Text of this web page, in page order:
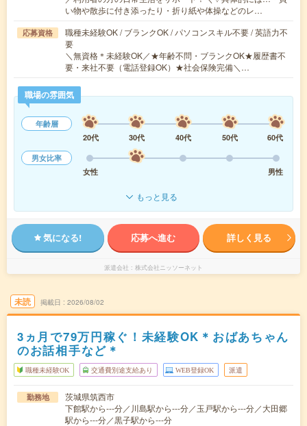
い物や散歩に付き添ったり・折り紙や体操などのレ…
応募資格
職種未経験OK / ブランクOK / パソコンスキル不要 / 英語力不
要
＼無資格＊未経験OK／★年齢不問・ブランクOK★履歴書不
要・来社不要（電話登録OK）★社会保険完備＼…
職場の雰囲気
年齢層
20代
30代 40代 50代
60代
男女比率
女性
男性
もっと見る
気になる! 応募へ進む 詳しく見る
派遣会社 株式会社ニッソーネット
未読 掲載日 2026/08/02
3ヵ月で79万円稼ぐ！未経験OK＊おばあちゃん
のお話相手など＊
職種未経験OK 交通費別途支給あり WEB登録OK 派遣
勤務地
茨城県筑西市
下館駅から---分／川島駅から---分／玉戸駅から---分／大田郷
駅から---分／黒子駅から---分